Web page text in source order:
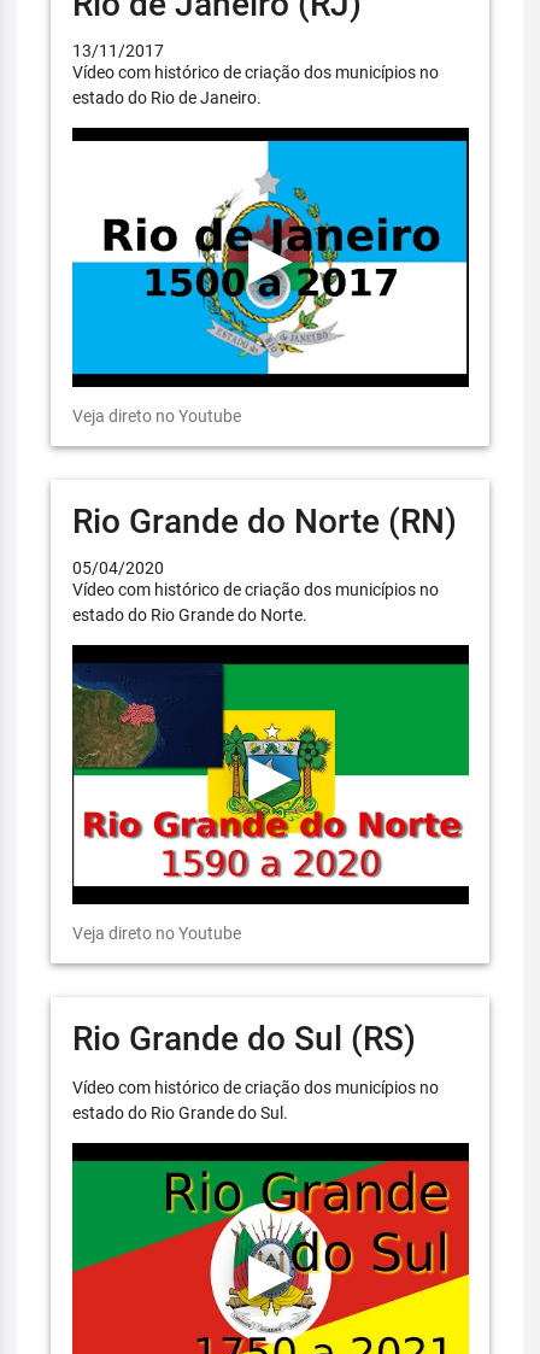
13/11/2017
Vídeo com histórico de criação dos municípios no
estado do Rio de Janeiro.
Veja direto no Youtube
Rio Grande do Norte (RN)
05/04/2020
Vídeo com histórico de criação dos municípios no
estado do Rio Grande do Norte.
Veja direto no Youtube
Rio Grande do Sul (RS)
Vídeo com histórico de criação dos municípios no
estado do Rio Grande do Sul.